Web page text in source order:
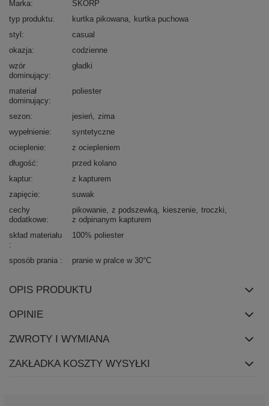
Marka
SKORP
typ produktu
kurtka pikowana
kurtka puchowa
styl
casual
okazja
codzienne
wzór
dominujący
gładki
materiał
dominujący
poliester
sezon jesień
zima
wypełnienie
syntetyczne
ocieplenie
z ociepleniem
długość
przed kolano
kaptur
z kapturem
zapięcie
suwak
cechy
dodatkowe
pikowanie z podszewką kieszenie troczki
z odpinanym kapturem
skład materiału
100% poliester
sposób prania pranie w pralce w 30°C
OPIS PRODUKTU
OPINIE
ZWROTY I WYMIANA
ZAKŁADKA KOSZTY WYSYŁKI